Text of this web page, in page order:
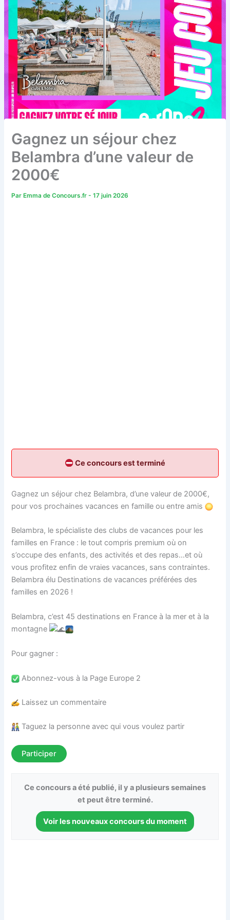
Gagnez un séjour chez
Belambra d’une valeur de
2000€
ParEmma de Concours.fr-17 juin 2026
Ce concours est terminé
Gagnez un séjour chez Belambra, d’une valeur de 2000€,
pour vos prochaines vacances en famille ou entre amis
Belambra, le spécialiste des clubs de vacances pour les
familles en France : le tout compris premium où on
s’occupe des enfants, des activités et des repas…et où
vous profitez enfin de vraies vacances, sans contraintes.
Belambra élu Destinations de vacances préférées des
familles en 2026 !
Belambra, c’est 45 destinations en France à la mer et à la
montagne
Pour gagner :
Abonnez-vous à la Page Europe 2
Laissez un commentaire
Taguez la personne avec qui vous voulez partir
Participer
Ce concours a été publié, il y a plusieurs semaines
et peut être terminé.
Voir les nouveaux concours du moment